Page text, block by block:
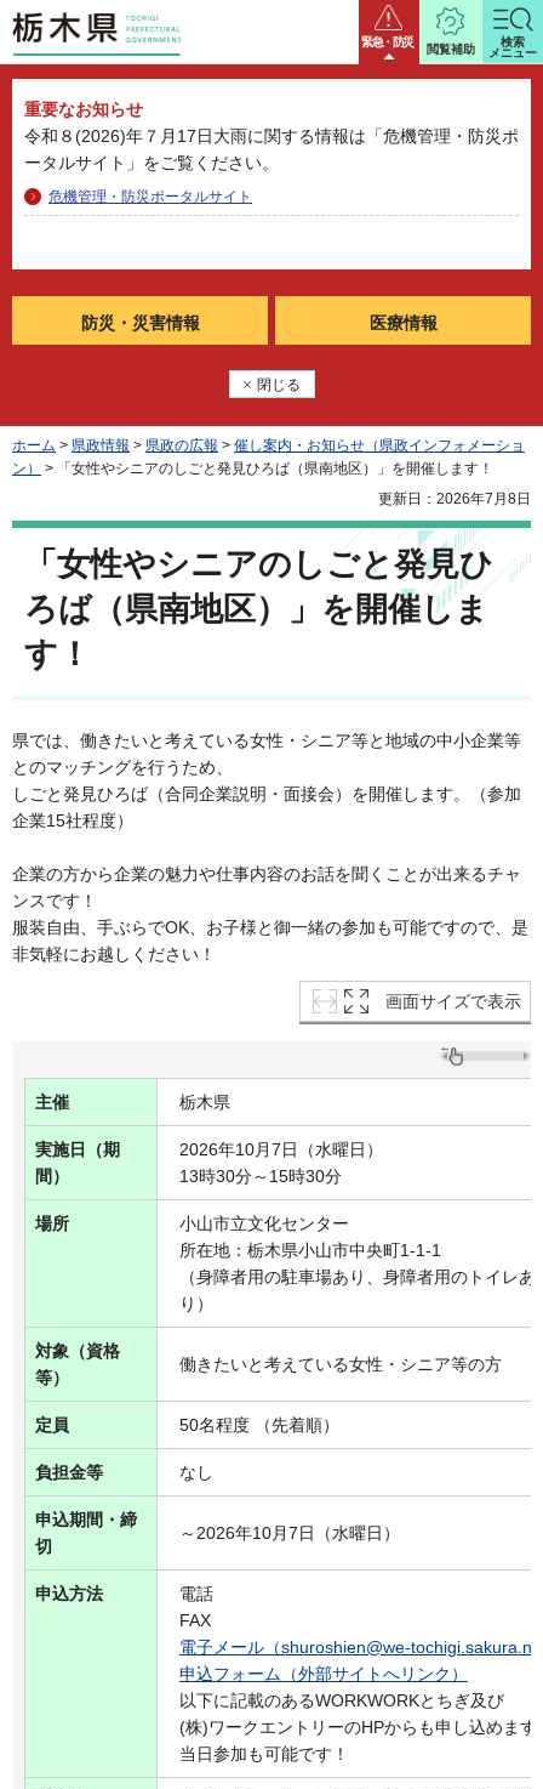
栃木県 緊急・防災
重要なお知らせ
令和８(2026)年７月17日大雨に関する情報は「危機管理・防災ポ
ータルサイト」をご覧ください。
危機管理・防災ポータルサイト
防災・ 災害情報 医療情報
閉じる
閲覧補助
検索
メニュー
ホーム > 県政情報 > 県政の広報 > 催し案内・お知らせ（県政インフォメーショ
ン）
> 「女性やシニアのしごと発見ひろば（県南地区）」を開催します！
更新日：2026年7月8日
「女性やシニアのしごと発見ひ
ろば（県南地区）」を開催しま
す！
県では、働きたいと考えている女性・シニア等と地域の中小企業等
とのマッチングを行うため、
しごと発見ひろば（合同企業説明・面接会）を開催します。（参加
企業15社程度）
企業の方から企業の魅力や仕事内容のお話を聞くことが出来るチャ
ンスです！
服装自由、手ぶらでOK、お子様と御一緒の参加も可能ですので、是
非気軽にお越しください！
画面サイズで表示
主催 栃木県
実施日（期
間）
2026年10月7日（水曜日）
13時30分～15時30分
場所
小山市立文化センター
所在地：栃木県小山市中央町1-1-1
（身障者用の駐車場あり、身障者用のトイレ
り）
対象（資格
等）
働きたいと考えている女性・シニア等の方
定員 50名程度 （先着順）
負担金等 なし
申込期間・締
切
～2026年10月7日（水曜日）
申込方法
電話
FAX
電子メール（shuroshien@we-
申込フォーム（外部サイトへリンク）
以下に記載のあるWORKWORKとちぎ及び
(株)ワークエントリーのHPからも申し込めます
当日参加も可能です！